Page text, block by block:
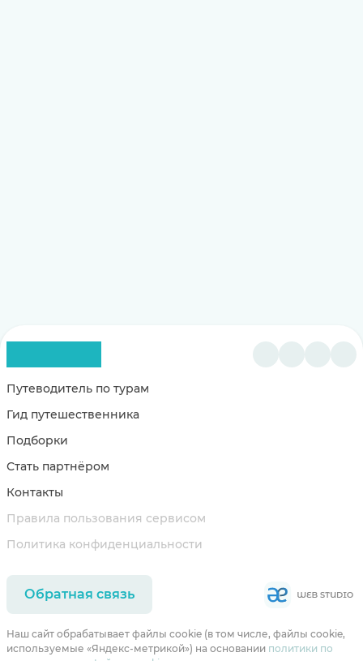
Путеводитель по турам
Гид путешественника
Подборки
Стать партнёром
Контакты
Правила пользования сервисом
Политика конфиденциальности
Обратная связь
Наш сайт обрабатывает файлы cookie (в том числе, файлы cookie,
используемые «Яндекс-метрикой») на основании политики по